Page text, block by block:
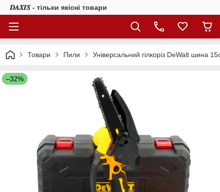
𝑫𝑨𝑿𝑰𝑺 - тільки якісні товари
Товари Пили Універсальний гілкоріз DeWalt шина
–32%